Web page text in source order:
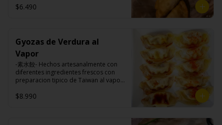
sabores (naranja, canela, anís,
pimienta y comino).
$6.490
Gyozas de Verdura al
Vapor
-素水餃- Hechos artesanalmente con
diferentes ingredientes frescos con
preparacion tipico de Taiwan al vapor
salsa de ajo hecho de casa. (APTO
$8.990